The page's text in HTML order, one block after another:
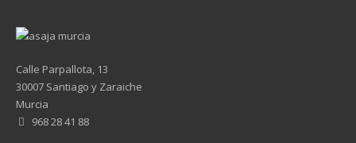
Calle Parpallota, 13
30007 Santiago y Zaraiche
Murcia
968 28 41 88